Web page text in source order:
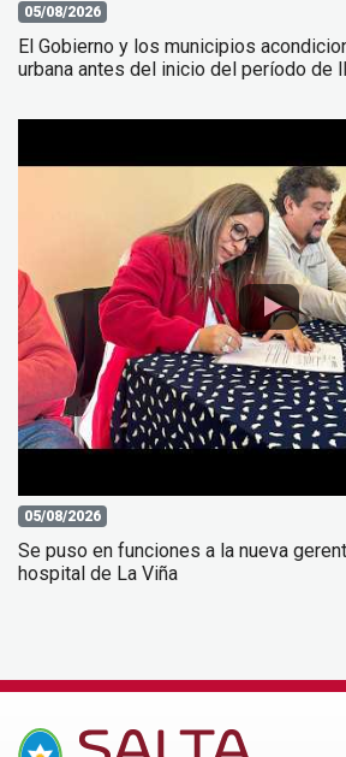
05/08/2026
El Gobierno y los municipios
urbana antes del inicio del período de
05/08/2026
Se puso en funciones a la nueva
hospital de La Viña